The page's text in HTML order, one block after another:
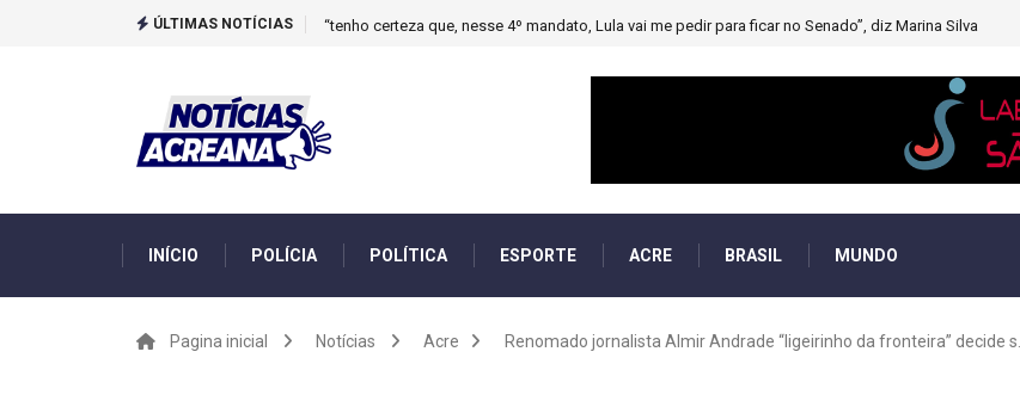
ÚLTIMAS NOTÍCIAS “tenho certeza que, nesse 4º mandato, Lula vai me pedir para ficar no Senado”, diz Marina Silva
INÍCIO POLÍCIA POLÍTICA ESPORTE ACRE BRASIL MUNDO
Pagina inicial Notícias Acre Renomado jornalista Almir Andrade “ligeirinho da fronteira” decide s...